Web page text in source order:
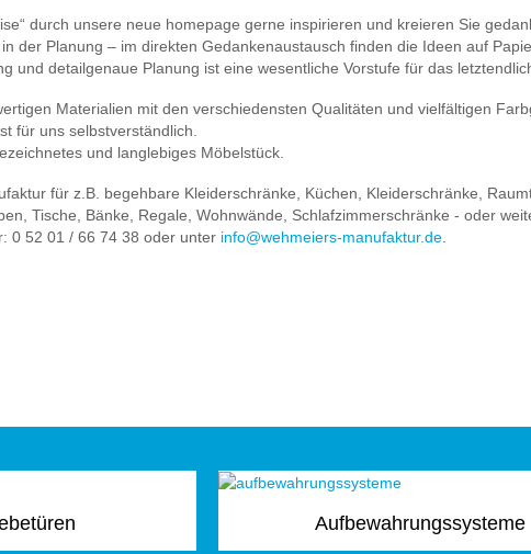
durch unsere neue homepage gerne inspirieren und kreieren Sie
der Planung – im direkten Gedankenaustausch finden die Ideen auf
und detailgenaue Planung ist eine wesentliche Vorstufe für das
Materialien mit den verschiedensten Qualitäten und vielfältigen
für uns selbstverständlich.
und langlebiges Möbelstück.
für z.B. begehbare Kleiderschränke, Küchen, Kleiderschränke,
Tische, Bänke, Regale, Wohnwände, Schlafzimmerschränke - oder
0 52 01 / 66 74 38 oder unter info@wehmeiers-manufaktur.de
Aufbewahrungssysteme